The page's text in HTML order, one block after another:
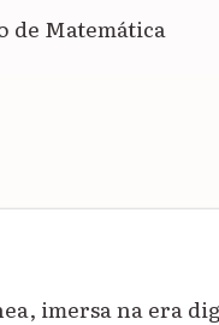
de Matemática
imersa na era